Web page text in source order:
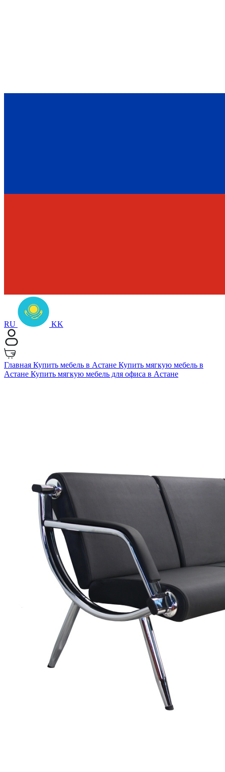
RU KK
Главная Купить мебель в Астане Купить мягкую мебель в
Астане Купить мягкую мебель для офиса в Астане